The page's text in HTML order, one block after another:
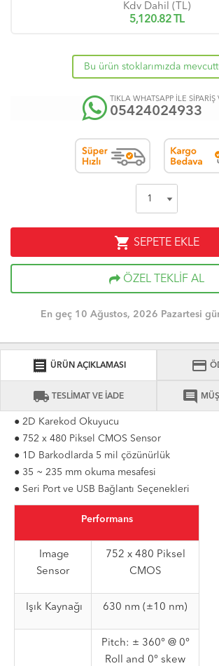
Kdv Dahil (TL)
5,120.82 TL
Bu ürün stoklarımızda
TIKLA WHATSAPP İLE SİPARİŞ
05424024933
shopping_cart SEPETE EKLE
ÖZEL TEKLİF AL
En geç 10 Ağustos, 2026 Pazartesi
receipt ÜRÜN AÇIKLAMASI credit_card
local_shipping TESLİMAT VE İADE comment
● 2D Karekod Okuyucu
● 752 x 480 Piksel CMOS Sensor
● 1D Barkodlarda 5 mil çözünürlük
● 35 ~ 235 mm okuma mesafesi
● Seri Port ve USB Bağlantı Seçenekleri
Performans
Image
Sensor
752 x 480 Piksel
CMOS
Işık Kaynağı 630 nm (±10 nm)
Pitch: ± 360° @ 0°
Roll and 0° skew